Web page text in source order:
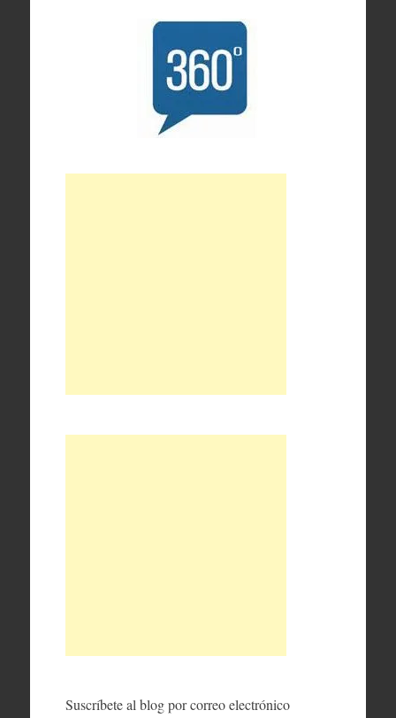
Suscríbete al blog por correo electrónico